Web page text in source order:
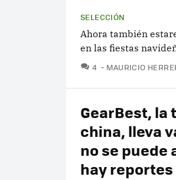
SELECCIÓN
Ahora también
en las fiestas
4 COMENTARIOS
MAURICIO
GearBest, la
china, lleva
no se puede
hay